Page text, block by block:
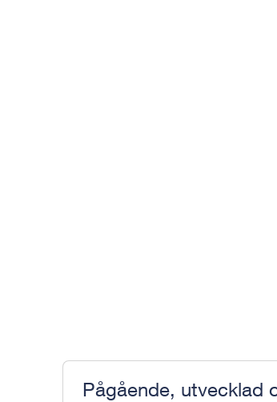
Pågående, utvecklad